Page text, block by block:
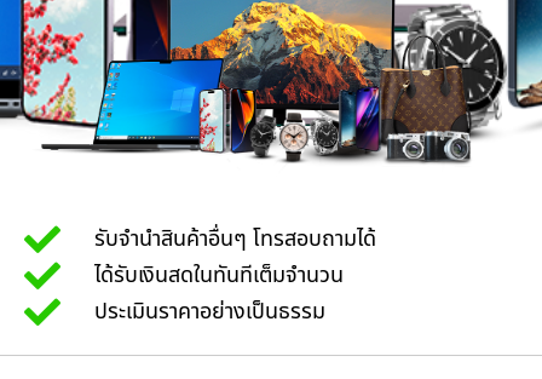
รับจำนำสินค้าอื่นๆ โทรสอบถามได้
ได้รับเงินสดในทันทีเต็มจำนวน
ประเมินราคาอย่างเป็นธรรม